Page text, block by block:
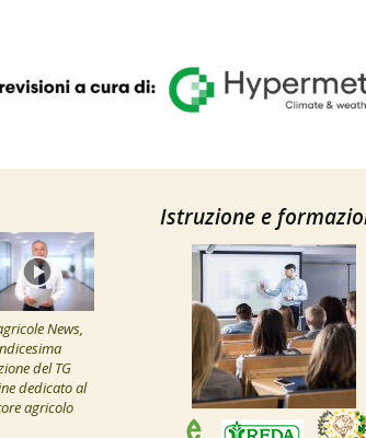
News,
del TG
dedicato al
agricolo
Istruzione e